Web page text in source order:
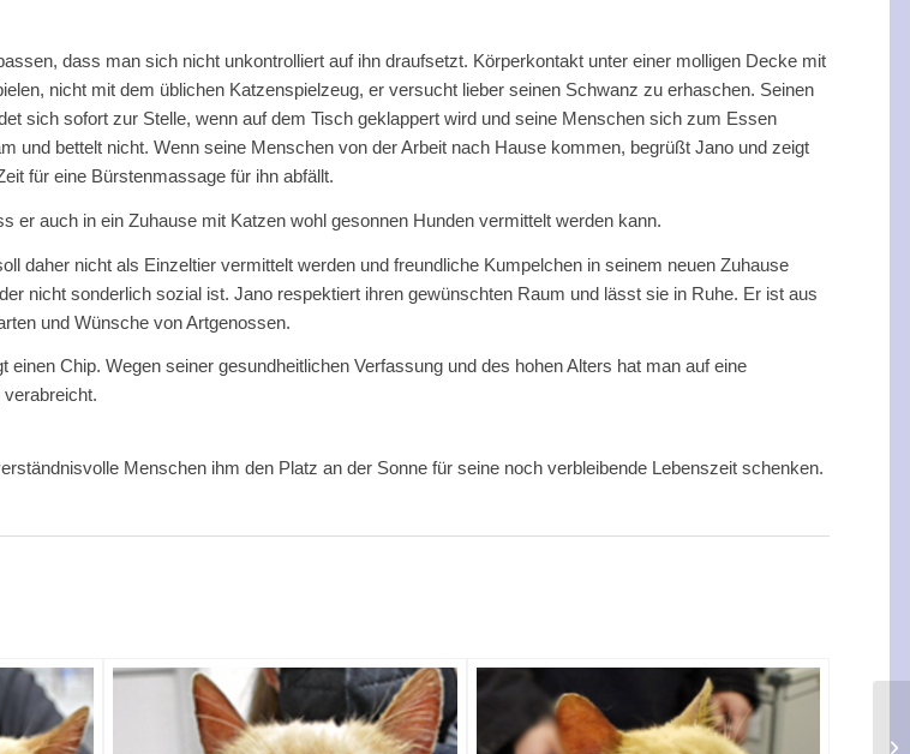
dass man sich nicht unkontrolliert auf ihn draufsetzt. Körperkontakt unter einer molligen Decke mit
nicht mit dem üblichen Katzenspielzeug, er versucht lieber seinen Schwanz zu erhaschen. Seinen
sich sofort zur Stelle, wenn auf dem Tisch geklappert wird und seine Menschen sich zum Essen
und bettelt nicht. Wenn seine Menschen von der Arbeit nach Hause kommen, begrüßt Jano und zeigt
für eine Bürstenmassage für ihn abfällt.
auch in ein Zuhause mit Katzen wohl gesonnen Hunden vermittelt werden kann.
daher nicht als Einzeltier vermittelt werden und freundliche Kumpelchen in seinem neuen Zuhause
nicht sonderlich sozial ist. Jano respektiert ihren gewünschten Raum und lässt sie in Ruhe. Er ist aus
und Wünsche von Artgenossen.
Chip. Wegen seiner gesundheitlichen Verfassung und des hohen Alters hat man auf eine
Menschen ihm den Platz an der Sonne für seine noch verbleibende Lebenszeit schenken.